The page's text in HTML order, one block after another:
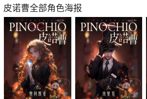
皮诺曹全部角色海报